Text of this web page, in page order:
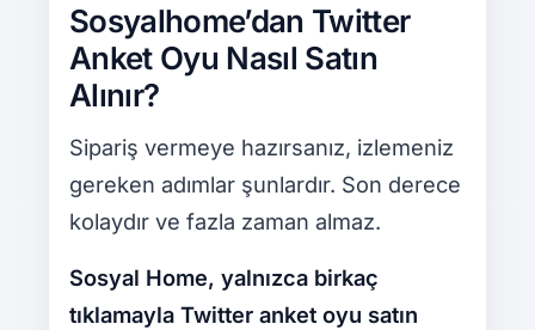
Sosyalhome’dan Twitter
Anket Oyu Nasıl Satın
Alınır?
Sipariş vermeye hazırsanız, izlemeniz
gereken adımlar şunlardır. Son derece
kolaydır ve fazla zaman almaz.
Sosyal Home, yalnızca birkaç
tıklamayla Twitter anket oyu satın